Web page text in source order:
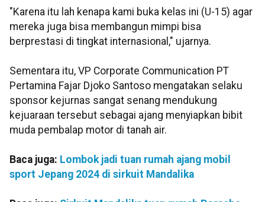
"Karena itu lah kenapa kami buka kelas ini (U-15) agar
mereka juga bisa membangun mimpi bisa
berprestasi di tingkat internasional," ujarnya.
Sementara itu, VP Corporate Communication PT
Pertamina Fajar Djoko Santoso mengatakan selaku
sponsor kejurnas sangat senang mendukung
kejuaraan tersebut sebagai ajang menyiapkan bibit
muda pembalap motor di tanah air.
Baca juga: Lombok jadi tuan rumah ajang mobil
sport Jepang 2024 di sirkuit Mandalika